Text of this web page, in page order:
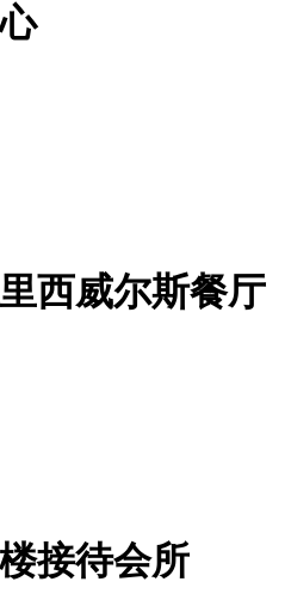
西威尔斯餐厅
接待会所